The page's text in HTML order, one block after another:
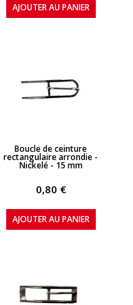
AJOUTER AU PANIER
APERÇU RAPIDE
Boucle de ceinture
rectangulaire arrondie -
Nickelé - 15 mm
0,80 €
AJOUTER AU PANIER